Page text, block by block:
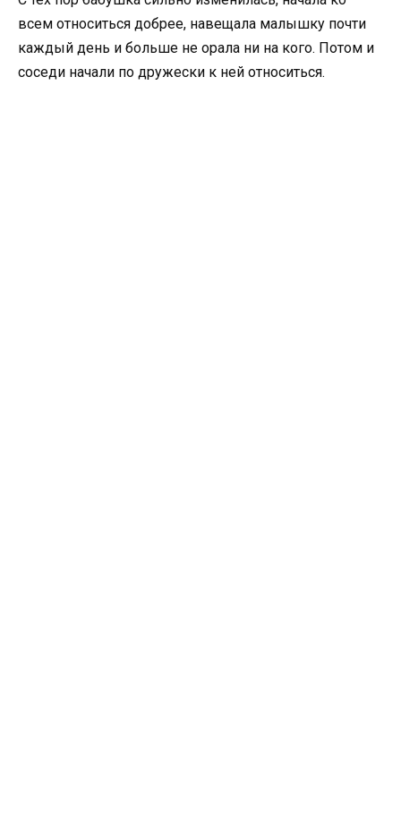
всем относиться добрее, навещала малышку почти
каждый день и больше не орала ни на кого. Потом и
соседи начали по дружески к ней относиться.